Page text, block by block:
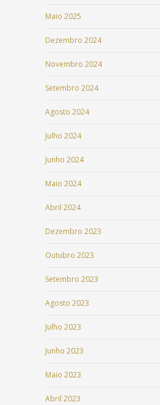
Maio 2025
Dezembro 2024
Novembro 2024
Setembro 2024
Agosto 2024
Julho 2024
Junho 2024
Maio 2024
Abril 2024
Dezembro 2023
Outubro 2023
Setembro 2023
Agosto 2023
Julho 2023
Junho 2023
Maio 2023
Abril 2023